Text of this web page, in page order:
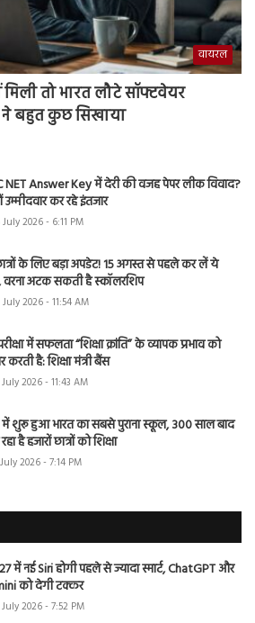
वायरल
तो भारत लौटे सॉफ्टवेयर
ने बहुत कुछ सिखाया
NET Answer Key में देरी की वजह पेपर लीक विवाद?
कर रहे इंतजार
2026 - 6:11 PM
के लिए बड़ा अपडेट! 15 अगस्त से पहले कर लें ये
वरना अटक सकती है स्कॉलरशिप
2026 - 11:54 AM
में सफलता “शिक्षा क्रांति” के व्यापक प्रभाव को
करती है: शिक्षा मंत्री बैंस
2026 - 11:43 AM
में शुरू हुआ भारत का सबसे पुराना स्कूल, 300 साल बाद
है हजारों छात्रों को शिक्षा
2026 - 7:14 PM
में नई Siri होगी पहले से ज्यादा स्मार्ट, ChatGPT और
को देगी टक्कर
2026 - 7:52 PM